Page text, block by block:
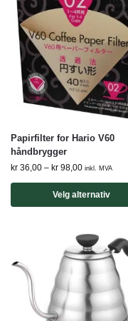
Papirfilter for Hario V60
håndbrygger
kr 36,00 – kr 98,00 inkl. MVA
Velg alternativ